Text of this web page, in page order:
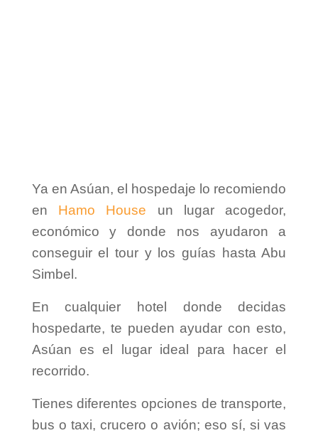
Ya en Asúan, el hospedaje lo recomiendo
en Hamo House un lugar acogedor,
económico y donde nos ayudaron a
conseguir el tour y los guías hasta Abu
Simbel.
En cualquier hotel donde decidas
hospedarte, te pueden ayudar con esto,
Asúan es el lugar ideal para hacer el
recorrido.
Tienes diferentes opciones de transporte,
bus o taxi, crucero o avión; eso sí, si vas